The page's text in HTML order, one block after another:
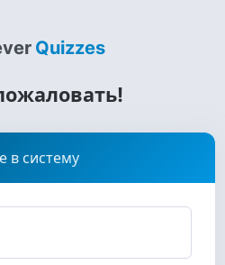
Quizzes
в систему